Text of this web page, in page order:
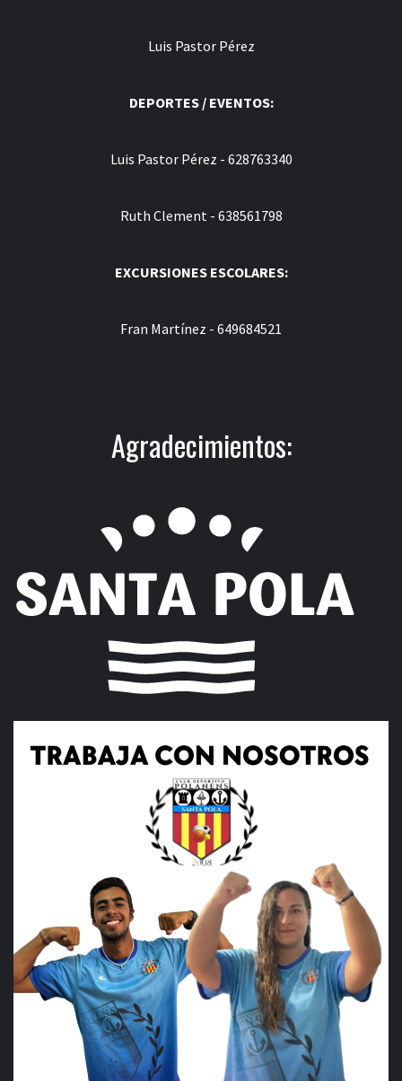
Luis Pastor Pérez
DEPORTES / EVENTOS:
Luis Pastor Pérez - 628763340
Ruth Clement - 638561798
EXCURSIONES ESCOLARES:
Fran Martínez - 649684521
Agradecimientos: